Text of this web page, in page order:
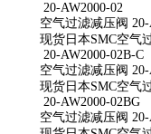
20-AW2000-02
空气过滤减压阀 20-
现货日本SMC空气
20-AW2000-02B-C
空气过滤减压阀 20-
现货日本SMC空气
20-AW2000-02BG
空气过滤减压阀 20-